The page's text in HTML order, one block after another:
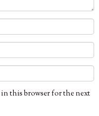
in this browser for the next